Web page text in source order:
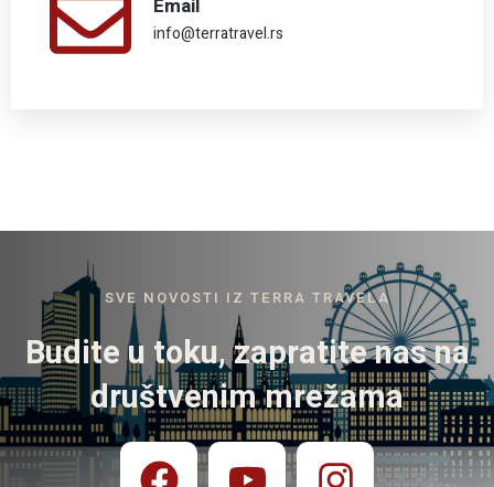
Email
info@terratravel.rs
SVE NOVOSTI IZ TERRA TRAVELA
Budite u toku, zapratite nas na
društvenim mrežama